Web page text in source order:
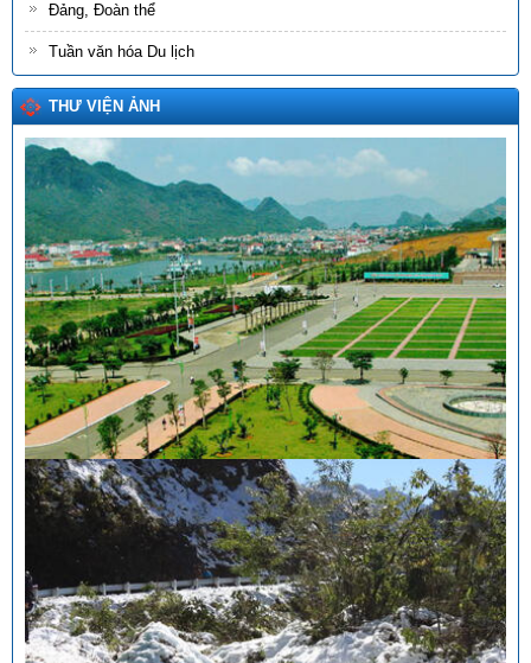
Đảng, Đoàn thể
Tuần văn hóa Du lịch
THƯ VIỆN ẢNH